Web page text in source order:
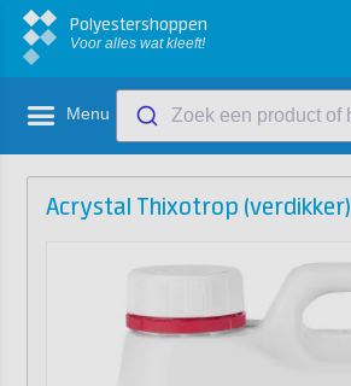
Polyestershoppen
Voor alles wat kleeft!
Menu Zoek een product of
Acrystal Thixotrop (verdikker)